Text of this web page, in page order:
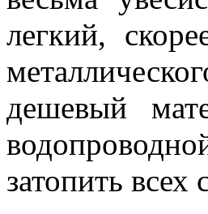
легкий,
дешевый
затопить всех